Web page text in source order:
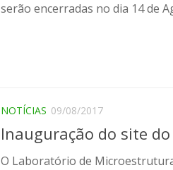
serão encerradas no dia 14 de
NOTÍCIAS 09/08/2017
Inauguração do site do
O Laboratório de